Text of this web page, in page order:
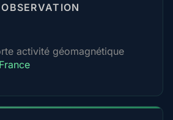
activité géomagnétique